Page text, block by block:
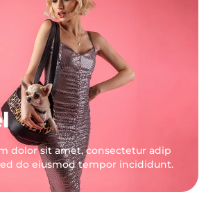
dolor sit amet, consectetur adip
do eiusmod tempor incididunt.